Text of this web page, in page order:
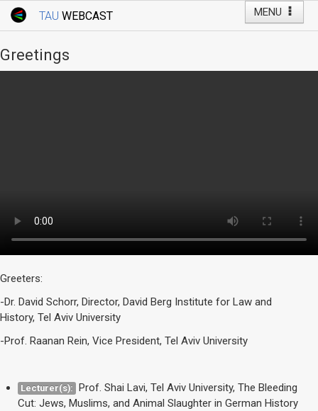
MENU
TAU WEBCAST
Webcast: Courses
Tel Aviv University
Greetings
Greeters:
-Dr. David Schorr, Director, David Berg Institute for Law and
History, Tel Aviv University
-Prof. Raanan Rein, Vice President, Tel Aviv University
Lecturer(s): Prof. Shai Lavi, Tel Aviv University, The Bleeding
Cut: Jews, Muslims, and Animal Slaughter in German History